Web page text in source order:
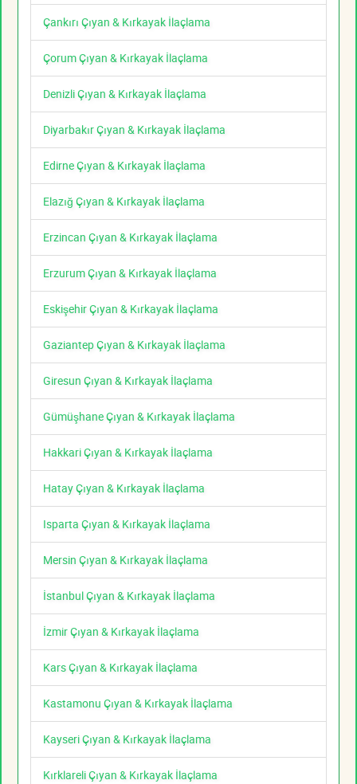
Çankırı Çıyan & Kırkayak İlaçlama
Çorum Çıyan & Kırkayak İlaçlama
Denizli Çıyan & Kırkayak İlaçlama
Diyarbakır Çıyan & Kırkayak İlaçlama
Edirne Çıyan & Kırkayak İlaçlama
Elazığ Çıyan & Kırkayak İlaçlama
Erzincan Çıyan & Kırkayak İlaçlama
Erzurum Çıyan & Kırkayak İlaçlama
Eskişehir Çıyan & Kırkayak İlaçlama
Gaziantep Çıyan & Kırkayak İlaçlama
Giresun Çıyan & Kırkayak İlaçlama
Gümüşhane Çıyan & Kırkayak İlaçlama
Hakkari Çıyan & Kırkayak İlaçlama
Hatay Çıyan & Kırkayak İlaçlama
Isparta Çıyan & Kırkayak İlaçlama
Mersin Çıyan & Kırkayak İlaçlama
İstanbul Çıyan & Kırkayak İlaçlama
İzmir Çıyan & Kırkayak İlaçlama
Kars Çıyan & Kırkayak İlaçlama
Kastamonu Çıyan & Kırkayak İlaçlama
Kayseri Çıyan & Kırkayak İlaçlama
Kırklareli Çıyan & Kırkayak İlaçlama